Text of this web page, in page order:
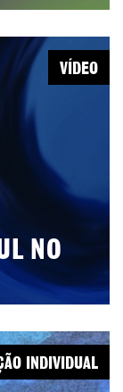
NO
VÍDEO
INDIVIDUAL